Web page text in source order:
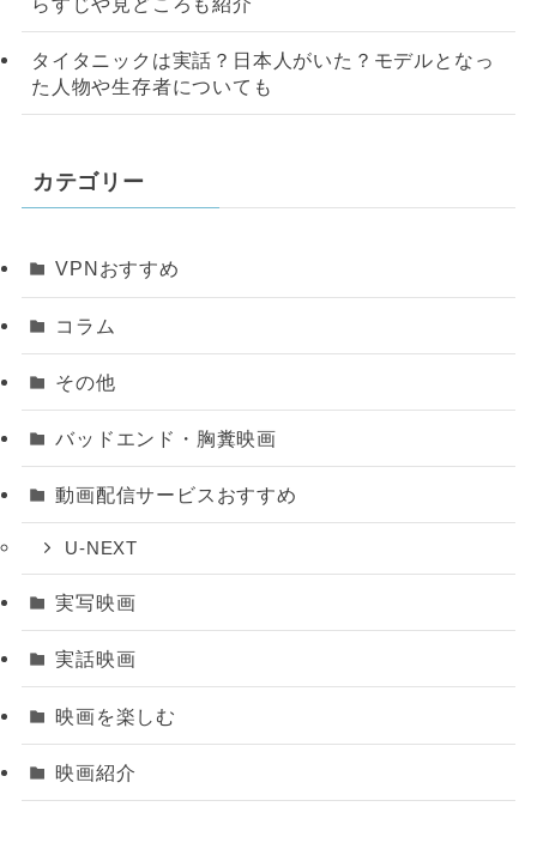
タイタニックは実話？日本人がいた？モデルとなっ
た人物や生存者についても
カテゴリー
VPNおすすめ
コラム
その他
バッドエンド・胸糞映画
動画配信サービスおすすめ
U-NEXT
実写映画
実話映画
映画を楽しむ
映画紹介